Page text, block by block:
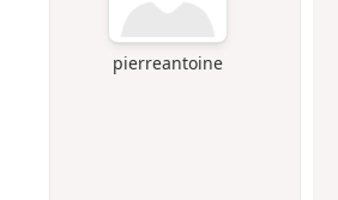
pierreantoine